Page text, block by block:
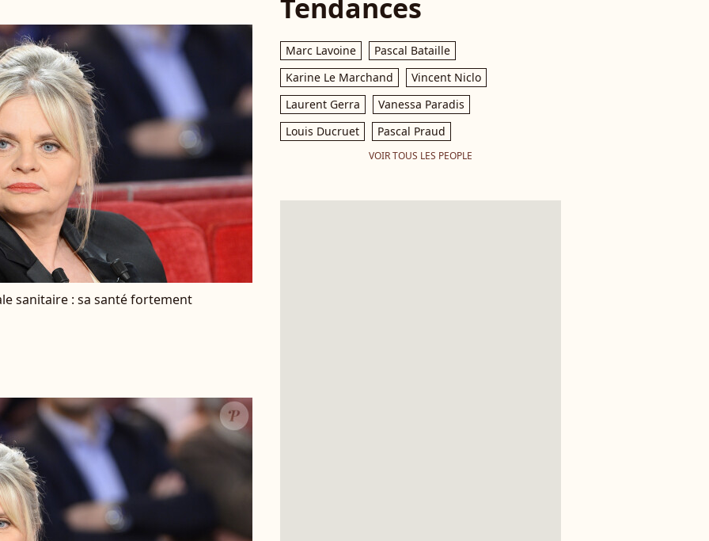
sanitaire : sa santé fortement
Tendances
Marc Lavoine
Pascal Bataille
Karine Le Marchand
Vincent Niclo
Laurent Gerra
Vanessa Paradis
Louis Ducruet
Pascal Praud
VOIR TOUS LES PEOPLE